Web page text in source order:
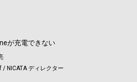
が充電できない
/ NICATA ディレクター